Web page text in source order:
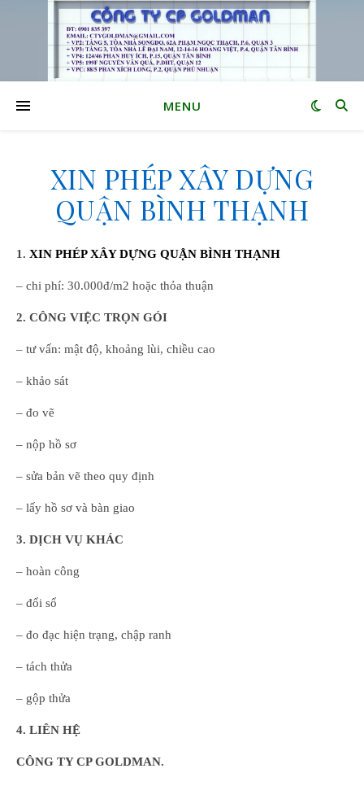
MENU
XIN PHÉP XÂY DỰNG
QUẬN BÌNH THẠNH
XIN PHÉP XÂY DỰNG QUẬN BÌNH THẠNH
– chi phí: 30.000đ/m2 hoặc thỏa thuận
2. CÔNG VIỆC TRỌN GÓI
– tư vấn: mật độ, khoảng lùi, chiều cao
– khảo sát
– đo vẽ
– nộp hồ sơ
– sửa bản vẽ theo quy định
– lấy hồ sơ và bàn giao
3. DỊCH VỤ KHÁC
– hoàn công
– đổi sổ
– đo đạc hiện trạng, chập ranh
– tách thửa
– gộp thửa
4. LIÊN HỆ
CÔNG TY CP GOLDMAN.